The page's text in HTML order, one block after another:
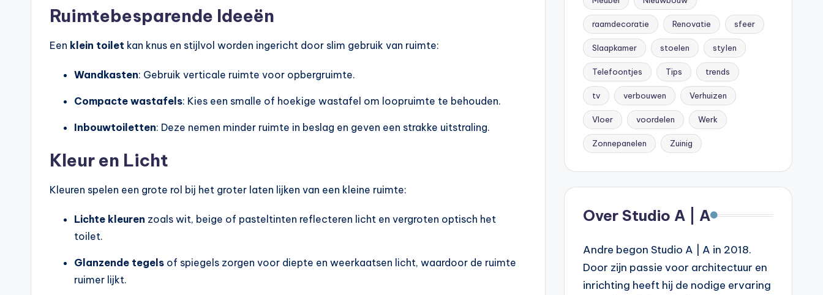
Ruimtebesparende Ideeën
Een klein toilet kan knus en stijlvol worden ingericht door slim gebruik van ruimte:
Wandkasten: Gebruik verticale ruimte voor opbergruimte.
Compacte wastafels: Kies een smalle of hoekige wastafel om loopruimte te behouden.
Inbouwtoiletten: Deze nemen minder ruimte in beslag en geven een strakke uitstraling.
Kleur en Licht
Kleuren spelen een grote rol bij het groter laten lijken van een kleine ruimte:
Lichte kleuren zoals wit, beige of pasteltinten reflecteren licht en vergroten optisch het
toilet.
Glanzende tegels of spiegels zorgen voor diepte en weerkaatsen licht, waardoor de ruimte
ruimer lijkt.
raamdecoratie Renovatie sfeer
Slaapkamer stoelen stylen
Telefoontjes Tips trends
tv verbouwen Verhuizen
Vloer voordelen Werk
Zonnepanelen Zuinig
Over Studio A | A
Andre begon Studio A | A in 2018.
Door zijn passie voor architectuur en
inrichting heeft hij de nodige ervaring